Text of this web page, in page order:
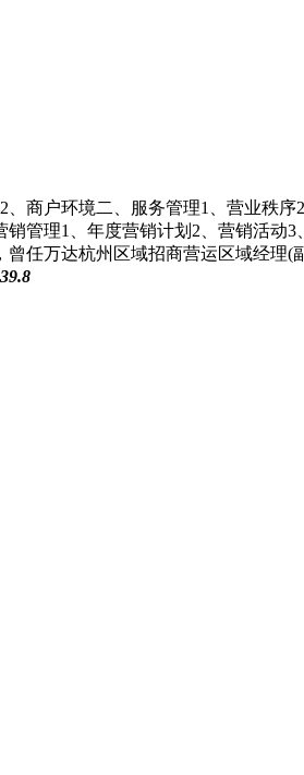
商户环境二、服务管理1、营业秩
管理1、年度营销计划2、营销活
任万达杭州区域招商营运区域经理(
39.8